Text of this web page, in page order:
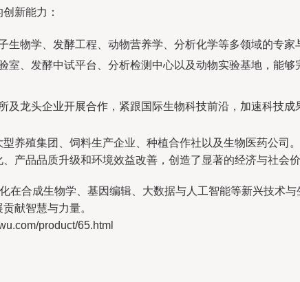
新能力：
生物学、发酵工程、动物营养学、分析化学等多领域的专
室、发酵中试平台、分析检测中心以及动物实验基地，能
及龙头企业开展合作，紧跟国际生物科技前沿，加速科技成
养殖集团、饲料生产企业、种植合作社以及生物医药公司
产品品质升级和环境效益改善，创造了显著的经济与社会价
在合成生物学、基因编辑、大数据与人工智能等新兴技术
献智慧与力量。
product/65.html